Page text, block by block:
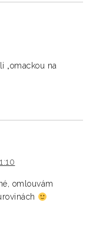
„omackou na
omlouvám